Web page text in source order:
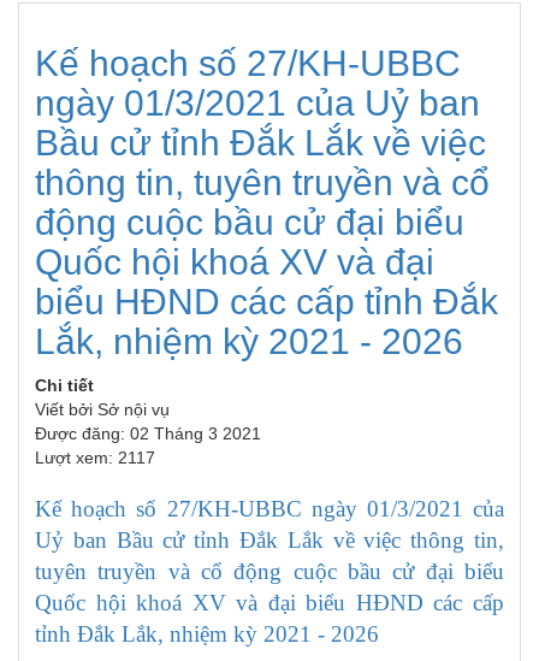
Kế hoạch số 27/KH-UBBC
ngày 01/3/2021 của Uỷ ban
Bầu cử tỉnh Đắk Lắk về việc
thông tin, tuyên truyền và cổ
động cuộc bầu cử đại biểu
Quốc hội khoá XV và đại
biểu HĐND các cấp tỉnh Đắk
Lắk, nhiệm kỳ 2021 - 2026
Chi tiết
Viết bởi Sở nội vụ
Được đăng: 02 Tháng 3 2021
Lượt xem: 2117
Kế hoạch số 27/KH-UBBC ngày 01/3/2021 của
Uỷ ban Bầu cử tỉnh Đắk Lắk về việc thông tin,
tuyên truyền và cổ động cuộc bầu cử đại biểu
Quốc hội khoá XV và đại biểu HĐND các cấp
tỉnh Đắk Lắk, nhiệm kỳ 2021 - 2026